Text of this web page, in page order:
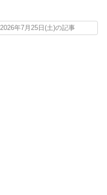
2026年7月25日(土)の記事